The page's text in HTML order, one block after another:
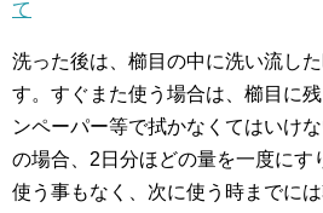
て
洗った後は、櫛目の中に洗い流し
す。すぐまた使う場合は、櫛目に
ンペーパー等で拭かなくてはいけ
の場合、2日分ほどの量を一度にす
使う事もなく、次に使う時までに